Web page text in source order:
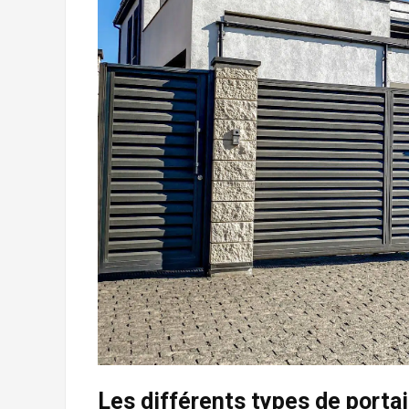
Les différents types de